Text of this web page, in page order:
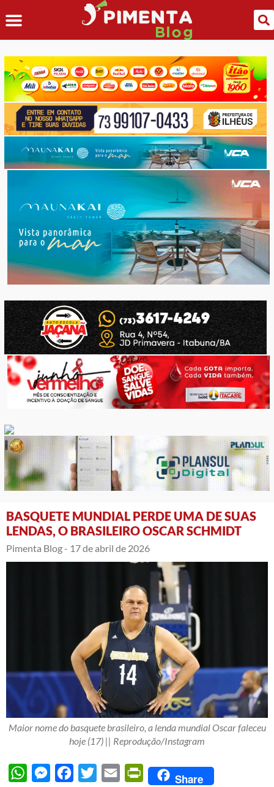
BASQUETE MUNDIAL PERDE UMA DE SUAS
LENDAS, O BRASILEIRO OSCAR SCHMIDT
Pimenta Blog - 17 de abril de 2026
Maior nome do basquete brasileiro, a lenda mundial Oscar faleceu
hoje (17) || Reprodução/Instagram
WhatsAppMessengerFacebook
Twitter Email PrintFriendly
Share